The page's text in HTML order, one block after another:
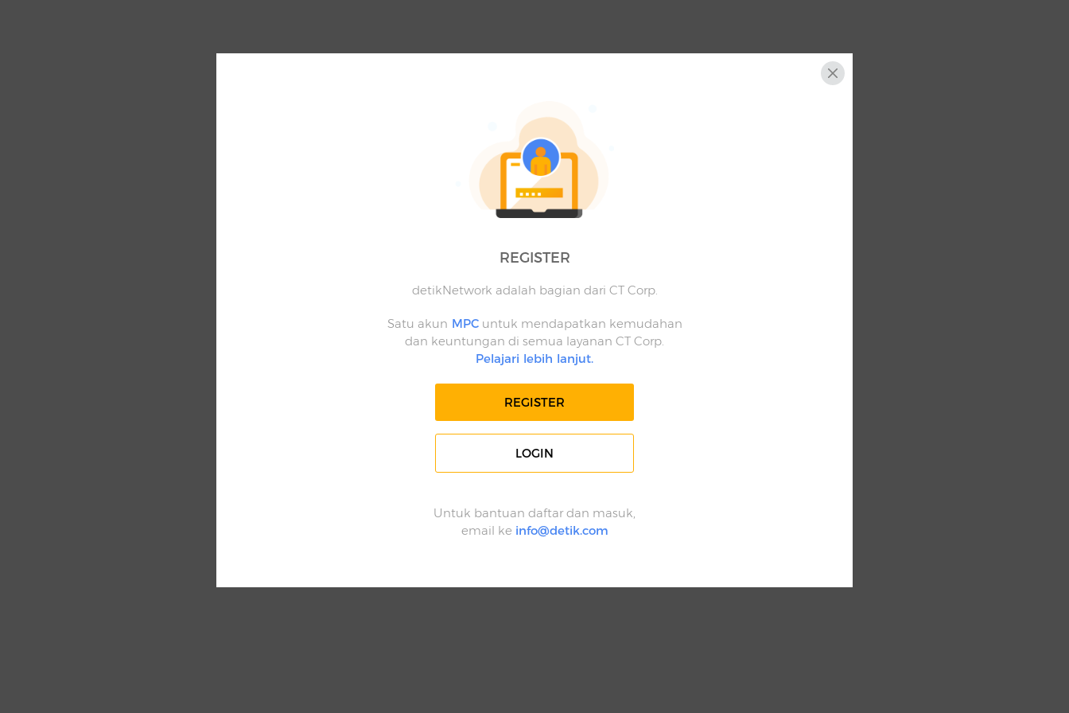
REGISTER
detikNetwork adalah bagian dari CT Corp.
Satu akun MPCuntuk mendapatkan kemudahan
dan keuntungan di semua layanan CT Corp.
Pelajari lebih lanjut.
REGISTER
LOGIN
Untuk bantuan daftar dan masuk,
email ke info@detik.com